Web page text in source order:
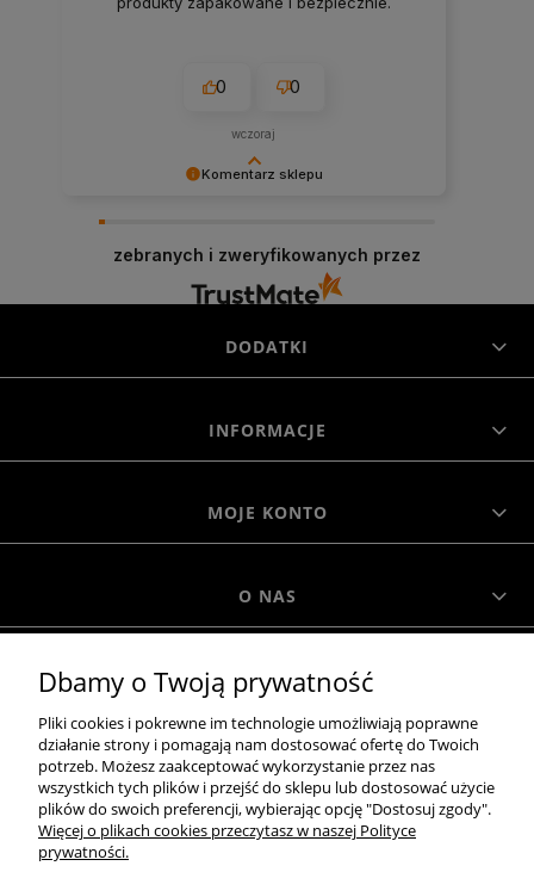
Komentarz sklepu
w naszym sklepie pozostaną z Tobą na dłużej. Z
serdecznymi pozdrowieniami, zespół Morowo
0 0
wczoraj
zebranych i zweryfikowanych przez
DODATKI
INFORMACJE
MOJE KONTO
O NAS
MOROWO
WSZELKIE PRAWA ZASTRZEŻONE MOROWO © 2018
realizacja:
Dbamy o Twoją prywatność
Pliki cookies i pokrewne im technologie umożliwiają poprawne
działanie strony i pomagają nam dostosować ofertę do Twoich
potrzeb. Możesz zaakceptować wykorzystanie przez nas
wszystkich tych plików i przejść do sklepu lub dostosować użycie
plików do swoich preferencji, wybierając opcję "Dostosuj zgody".
Więcej o plikach cookies przeczytasz w naszej Polityce
prywatności.